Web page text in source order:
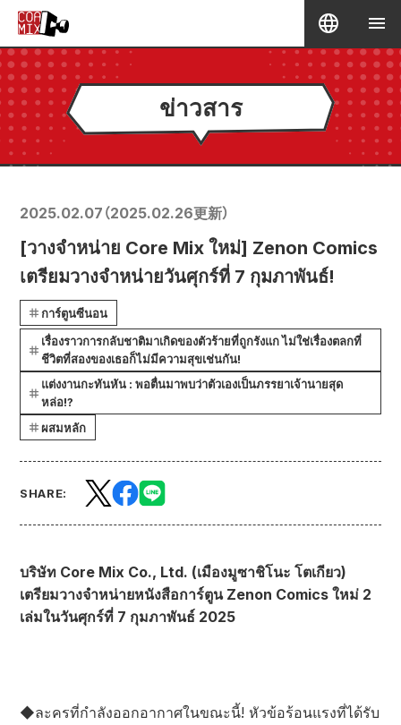
ข่าวสาร
2025.02.07 （2025.02.26更新）
[วางจำหน่าย Core Mix ใหม่] Zenon Comics
เตรียมวางจำหน่ายวันศุกร์ที่ 7 กุมภาพันธ์!
การ์ตูนซีนอน
เรื่องราวการกลับชาติมาเกิดของตัวร้ายที่ถูกรังแก ไม่ใช่เรื่องตลกที่
ชีวิตที่สองของเธอก็ไม่มีความสุขเช่นกัน!
แต่งงานกะทันหัน : พอตื่นมาพบว่าตัวเองเป็นภรรยาเจ้านายสุด
หล่อ!?
ผสมหลัก
SHARE:
บริษัท Core Mix Co., Ltd. (เมืองมูซาชิโนะ โตเกียว)
เตรียมวางจำหน่ายหนังสือการ์ตูน Zenon Comics ใหม่ 2
เล่มในวันศุกร์ที่ 7 กุมภาพันธ์ 2025
◆ละครที่กำลังออกอากาศในขณะนี้! หัวข้อร้อนแรงที่ได้รับ